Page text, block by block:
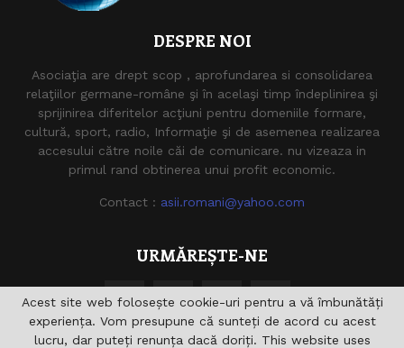
DESPRE NOI
Asociaţia are drept scop , aprofundarea si consolidarea
relaţiilor germane-române şi în acelaşi timp îndeplinirea şi
sprijinirea diferitelor acţiuni pentru domeniile formare,
cultură, sport, radio, Informaţie şi de asemenea realizarea
accesului către noile căi de comunicare. nu vizeaza in
primul rand obtinerea unui profit economic.
Contact : asii.romani@yahoo.com
URMĂREȘTE-NE
Acest site web folosește cookie-uri pentru a vă îmbunătăți
experiența. Vom presupune că sunteți de acord cu acest
lucru, dar puteți renunța dacă doriți. This website uses